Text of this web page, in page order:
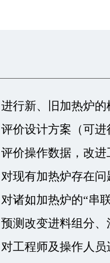
进行新、旧加热炉
评价设计方案（可
评价操作数据，改进
对现有加热炉存在
对诸如加热炉的“串
预测改变进料组分
对工程师及操作人